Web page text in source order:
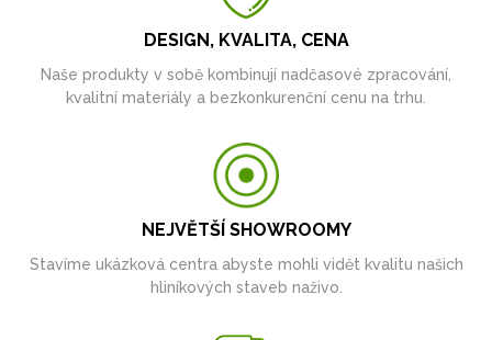
DESIGN, KVALITA, CENA
Naše produkty v sobě kombinují nadčasové zpracování,
kvalitní materiály a bezkonkurenční cenu na trhu.
NEJVĚTŠÍ SHOWROOMY
Stavíme ukázková centra abyste mohli vidět kvalitu našich
hliníkových staveb naživo.